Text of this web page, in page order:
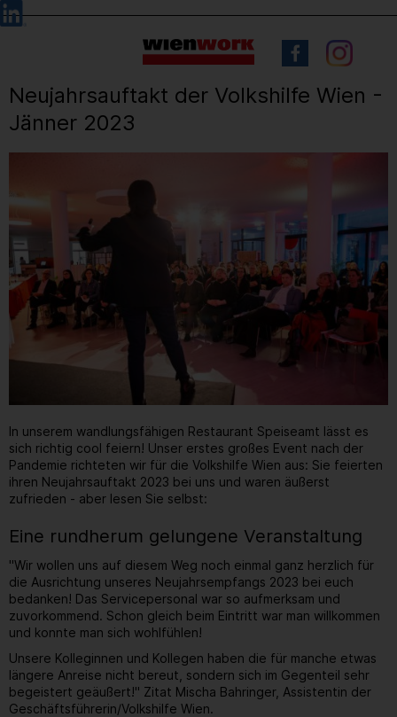
Barrierefreie
Bedienung
Sprachauswahl
Neujahrsauftakt der Volkshilfe Wien -
Jänner 2023
In unserem wandlungsfähigen Restaurant Speiseamt lässt es
sich richtig cool feiern! Unser erstes großes Event nach der
Pandemie richteten wir für die Volkshilfe Wien aus: Sie feierten
ihren Neujahrsauftakt 2023 bei uns und waren äußerst
zufrieden - aber lesen Sie selbst:
Eine rundherum gelungene Veranstaltung
"Wir wollen uns auf diesem Weg noch einmal ganz herzlich für
die Ausrichtung unseres Neujahrsempfangs 2023 bei euch
bedanken! Das Servicepersonal war so aufmerksam und
zuvorkommend. Schon gleich beim Eintritt war man willkommen
und konnte man sich wohlfühlen!
Unsere Kolleginnen und Kollegen haben die für manche etwas
längere Anreise nicht bereut, sondern sich im Gegenteil sehr
begeistert geäußert!" Zitat Mischa Bahringer, Assistentin der
Geschäftsführerin/Volkshilfe Wien.